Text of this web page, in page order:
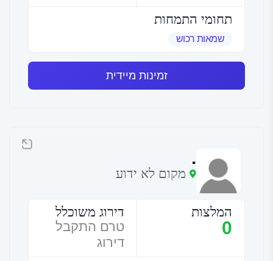
תחומי התמחות
שמאות רכוש
זמינות מיידית
.
מקום לא ידוע
המלצות
0
דירוג משוכלל
טרם התקבל
דירוג